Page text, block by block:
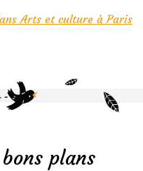
Arts et culture à Paris
plans